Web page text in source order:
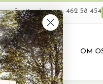
Kundeservice: 462 58 454
PRODUKTUTLEIE OM